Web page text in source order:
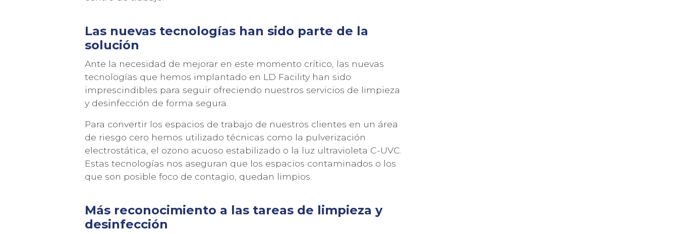
Las nuevas tecnologías han sido parte de la
solución
Ante la necesidad de mejorar en este momento crítico, las nuevas
tecnologías que hemos implantado en LD Facility han sido
imprescindibles para seguir ofreciendo nuestros servicios de limpieza
y desinfección de forma segura.
Para convertir los espacios de trabajo de nuestros clientes en un área
de riesgo cero hemos utilizado técnicas como la pulverización
electrostática, el ozono acuoso estabilizado o la luz ultravioleta C-UVC.
Estas tecnologías nos aseguran que los espacios contaminados o los
que son posible foco de contagio, quedan limpios.
Más reconocimiento a las tareas de limpieza y
desinfección